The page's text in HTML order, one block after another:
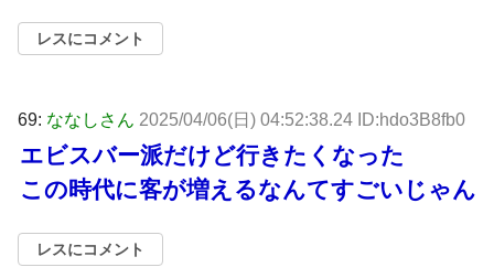
レスにコメント
69: ななしさん 2025/04/06(日) 04:52:38.24 ID:hdo3B8fb0
エビスバー派だけど行きたくなった
この時代に客が増えるなんてすごいじゃん
レスにコメント